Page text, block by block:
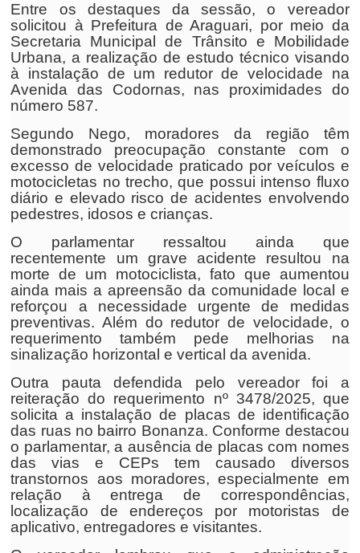
Entre os destaques da sessão, o vereador
solicitou à Prefeitura de Araguari, por meio da
Secretaria Municipal de Trânsito e Mobilidade
Urbana, a realização de estudo técnico visando
à instalação de um redutor de velocidade na
Avenida das Codornas, nas proximidades do
número 587.
Segundo Nego, moradores da região têm
demonstrado preocupação constante com o
excesso de velocidade praticado por veículos e
motocicletas no trecho, que possui intenso fluxo
diário e elevado risco de acidentes envolvendo
pedestres, idosos e crianças.
O parlamentar ressaltou ainda que
recentemente um grave acidente resultou na
morte de um motociclista, fato que aumentou
ainda mais a apreensão da comunidade local e
reforçou a necessidade urgente de medidas
preventivas. Além do redutor de velocidade, o
requerimento também pede melhorias na
sinalização horizontal e vertical da avenida.
Outra pauta defendida pelo vereador foi a
reiteração do requerimento nº 3478/2025, que
solicita a instalação de placas de identificação
das ruas no bairro Bonanza. Conforme destacou
o parlamentar, a ausência de placas com nomes
das vias e CEPs tem causado diversos
transtornos aos moradores, especialmente em
relação à entrega de correspondências,
localização de endereços por motoristas de
aplicativo, entregadores e visitantes.